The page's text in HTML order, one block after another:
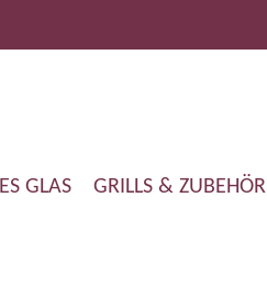
GLAS GRILLS & ZUBEHÖR